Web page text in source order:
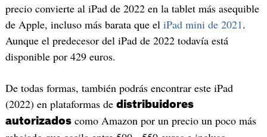
precio convierte al iPad de 2022 en la tablet más asequible
de Apple, incluso más barata que el iPad mini de 2021.
Aunque el predecesor del iPad de 2022 todavía está
disponible por 429 euros.
De todas formas, también podrás encontrar este iPad
(2022) en plataformas de distribuidores
autorizadoscomo Amazon por un precio un poco más